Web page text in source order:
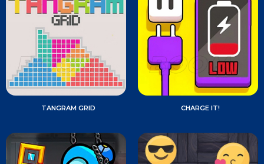
TANGRAM GRID CHARGE IT!